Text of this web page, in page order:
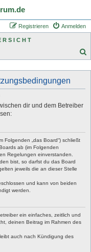
Anmelden
Registrieren
R S I C H T
dir und dem Betreiber
Folgenden „das Board“) schließt
ab (im Folgenden
Regelungen einverstanden.
bist, so darfst du das Board
jeweils die an dieser Stelle
und kann von beiden
werden.
ein einfaches, zeitlich und
deinen Beitrag im Rahmen des
auch nach Kündigung des